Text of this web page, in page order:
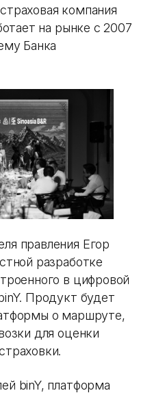
компания
на рынке с 2007
Банка
правления Егор
разработке
в цифровой
Продукт будет
о маршруте,
для оценки
binY, платформа